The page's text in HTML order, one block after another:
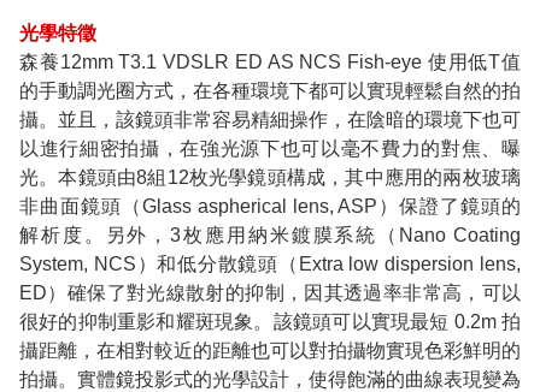
光學特徵
森養12mm T3.1 VDSLR ED AS NCS Fish-eye 使用低T值
的手動調光圈方式，在各種環境下都可以實現輕鬆自然的拍
攝。並且，該鏡頭非常容易精細操作，在陰暗的環境下也可
以進行細密拍攝，在強光源下也可以毫不費力的對焦、曝
光。本鏡頭由8組12枚光學鏡頭構成，其中應用的兩枚玻璃
非曲面鏡頭（Glass aspherical lens, ASP）保證了鏡頭的
解析度。另外，3枚應用納米鍍膜系統（Nano Coating
System, NCS）和低分散鏡頭（Extra low dispersion lens,
ED）確保了對光線散射的抑制，因其透過率非常高，可以
很好的抑制重影和耀斑現象。該鏡頭可以實現最短 0.2m 拍
攝距離，在相對較近的距離也可以對拍攝物實現色彩鮮明的
拍攝。實體鏡投影式的光學設計，使得飽滿的曲線表現變為